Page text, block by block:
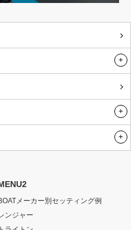
メーカー別セッティング例
ンジャー